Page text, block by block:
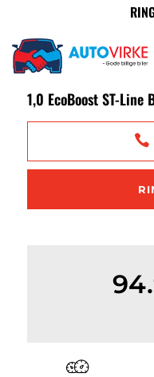
Tilbage til søgeresultat
Ford Focus
1,0 EcoBoost ST-Line